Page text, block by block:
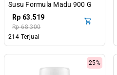
Susu Formula Madu 900 G
Rp 63.519
Rp 68.300
214 Terjual
25%